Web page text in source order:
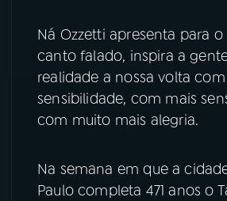
Ná Ozzetti apresenta para
canto falado, inspira a
realidade a nossa volta
sensibilidade, com mais
com muito mais alegria.
Na semana em que a
Paulo completa 471 anos o